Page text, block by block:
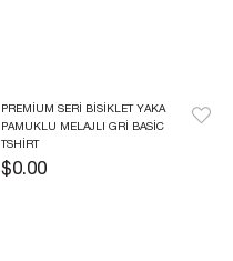
PREMIUM SERI BISIKLET YAKA
PAMUKLU MELAJLI GRI BASIC
TSHIRT
$0.00